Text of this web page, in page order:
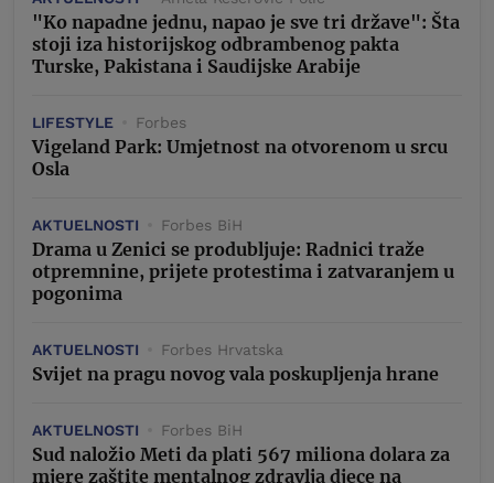
"Ko napadne jednu, napao je sve tri države": Šta
stoji iza historijskog odbrambenog pakta
Turske, Pakistana i Saudijske Arabije
LIFESTYLE Forbes
Vigeland Park: Umjetnost na otvorenom u srcu
Osla
AKTUELNOSTI Forbes BiH
Drama u Zenici se produbljuje: Radnici traže
otpremnine, prijete protestima i zatvaranjem u
pogonima
AKTUELNOSTI Forbes Hrvatska
Svijet na pragu novog vala poskupljenja hrane
AKTUELNOSTI Forbes BiH
Sud naložio Meti da plati 567 miliona dolara za
mjere zaštite mentalnog zdravlja djece na